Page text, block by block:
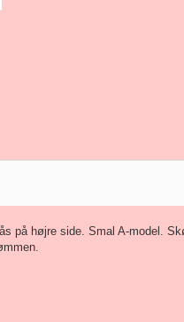
på højre side. Smal A-model.